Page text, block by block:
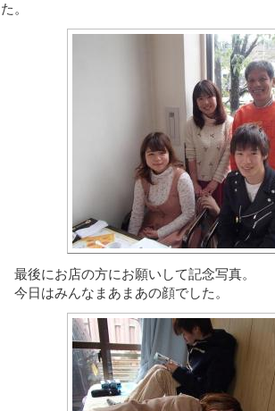
た。
最後にお店の方にお願いして記念写真。
今日はみんなまあまあの顔でした。